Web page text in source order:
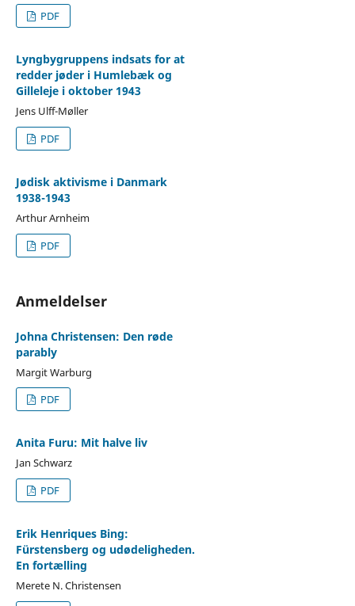
PDF
Lyngbygruppens indsats for at
redder jøder i Humlebæk og
Gilleleje i oktober 1943
Jens Ulff-Møller
PDF
Jødisk aktivisme i Danmark
1938-1943
Arthur Arnheim
PDF
Anmeldelser
Johna Christensen: Den røde
parably
Margit Warburg
PDF
Anita Furu: Mit halve liv
Jan Schwarz
PDF
Erik Henriques Bing:
Fürstensberg og udødeligheden.
En fortælling
Merete N. Christensen